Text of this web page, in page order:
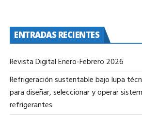
ENTRADAS RECIENTES
Revista Digital Enero-Febrero 2026
Refrigeración sustentable bajo lupa
para diseñar, seleccionar y operar
refrigerantes